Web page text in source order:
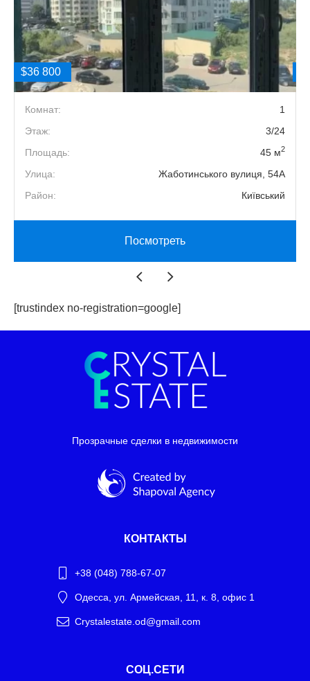
$36 800
Комнат:
1
Этаж:
3/24
Площадь:
45 м2
Улица:
Жаботинського вулиця, 54А
Район:
Київський
Посмотреть
[trustindex no-registration=google]
Прозрачные сделки в недвижимости
КОНТАКТЫ
+38 (048) 788-67-07
Одесса, ул. Армейская, 11, к. 8, офис 1
Crystalestate.od@gmail.com
СОЦ.СЕТИ